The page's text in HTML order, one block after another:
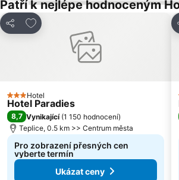
Patří k nejlépe hodnoceným
Sdílet
Přidat na seznam oblíbených
3 Počet hvězdiček
Hotel
Hotel Paradies
8,7 Vynikající (1 150 hodnocení)
Teplice, 0.5 km >> Centrum města
Pro zobrazení přesných cen
vyberte termín
Ukázat ceny